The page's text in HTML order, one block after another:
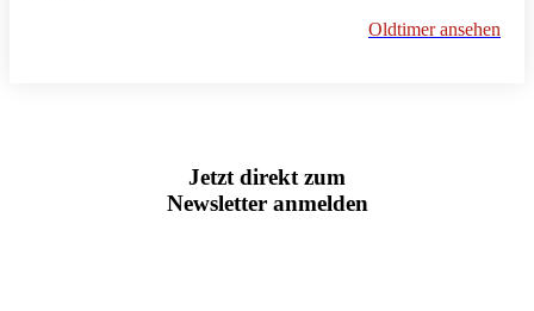
Oldtimer ansehen
Jetzt direkt zum
Newsletter anmelden